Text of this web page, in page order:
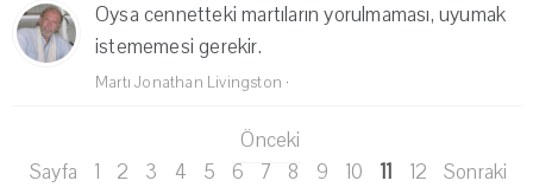
Oysa cennetteki martıların yorulmaması, uyumak
istememesi gerekir.
Martı Jonathan Livingston ·
Önceki
Sayfa
1 2 3 4 5 6 7 8 9 10 11 12
Sonraki